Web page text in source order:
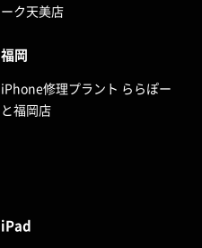
ーク天美店
福岡
iPhone修理プラント ららぽー
と福岡店
iPad